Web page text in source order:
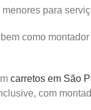
para
como
carretos em São
com